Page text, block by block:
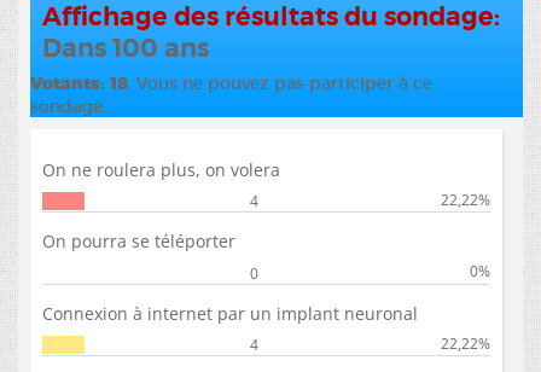
Affichage des résultats du sondage:
Dans 100 ans
Votants 18. Vous ne pouvez pas participer à ce
sondage.
On ne roulera plus, on volera
4 22,22%
On pourra se téléporter
0 0%
Connexion à internet par un implant neuronal
4 22,22%